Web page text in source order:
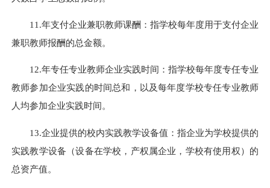
11.年支付企业兼职教师课酬：指学校每年度用于支付企业
兼职教师报酬的总金额。
12.年专任专业教师企业实践时间：指学校每年度专任专业
教师参加企业实践的时间总和，以及每年度学校专任专业教师
人均参加企业实践时间。
13.企业提供的校内实践教学设备值：指企业为学校提供的
实践教学设备（设备在学校，产权属企业，学校有使用权）的
总资产值。